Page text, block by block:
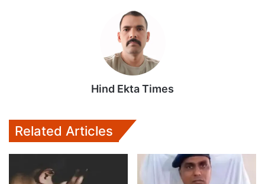
Hind Ekta Times
Related Articles